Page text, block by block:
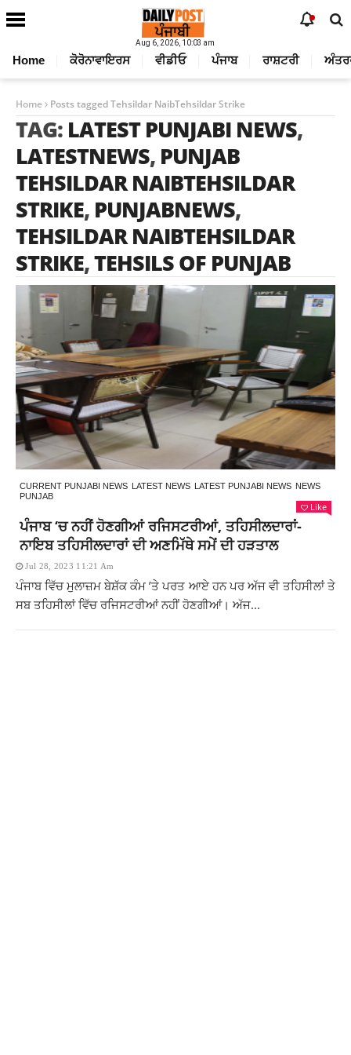
Aug 6, 2026, 10:03 am
Home ਕੋਰੋਨਾਵਾਇਰਸ ਵੀਡੀਓ ਪੰਜਾਬ ਰਾਸ਼ਟਰੀ
Home Posts tagged Tehsildar NaibTehsildar Strike
TAG: LATEST PUNJABI NEWS,
LATESTNEWS, PUNJAB
TEHSILDAR NAIBTEHSILDAR
STRIKE, PUNJABNEWS,
TEHSILDAR NAIBTEHSILDAR
STRIKE,TEHSILS OF PUNJAB
CURRENT PUNJABI NEWS LATEST NEWS LATEST PUNJABI NEWS NEWS
PUNJAB
Like
ਪੰਜਾਬ ‘ਚ ਨਹੀਂ ਹੋਣਗੀਆਂ ਰਜਿਸਟਰੀਆਂ, ਤਹਿਸੀਲਦਾਰਾਂ-
ਨਾਇਬ ਤਹਿਸੀਲਦਾਰਾਂ ਦੀ ਅਣਮਿੱਥੇ ਸਮੇਂ ਦੀ ਹੜਤਾਲ
Jul 28, 2023 11:21 Am
ਪੰਜਾਬ ਵਿੱਚ ਮੁਲਾਜ਼ਮ ਬੇਸ਼ੱਕ ਕੰਮ ’ਤੇ ਪਰਤ ਆਏ ਹਨ ਪਰ ਅੱਜ ਵੀ ਤਹਿਸੀਲਾਂ ਤੇ
ਸਬ ਤਹਿਸੀਲਾਂ ਵਿੱਚ ਰਜਿਸਟਰੀਆਂ ਨਹੀਂ ਹੋਣਗੀਆਂ। ਅੱਜ...